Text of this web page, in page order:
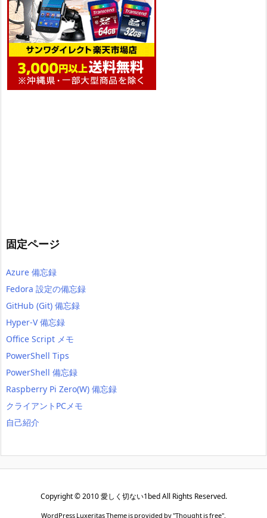
固定ページ
Azure 備忘録
Fedora 設定の備忘録
GitHub (Git) 備忘録
Hyper-V 備忘録
Office Script メモ
PowerShell Tips
PowerShell 備忘録
Raspberry Pi Zero(W) 備忘録
クライアントPCメモ
自己紹介
Copyright ©2010 愛しく切ない1bedAll Rights Reserved.
WordPress Luxeritas Theme is provided by "Thought is free".